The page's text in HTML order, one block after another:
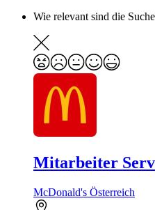
Wie relevant sind die
Mitarbeiter
McDonald's Österreich